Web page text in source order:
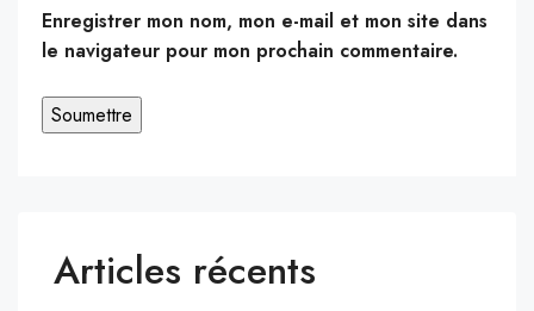
Enregistrer mon nom, mon e-mail et mon site dans
le navigateur pour mon prochain commentaire.
Articles récents